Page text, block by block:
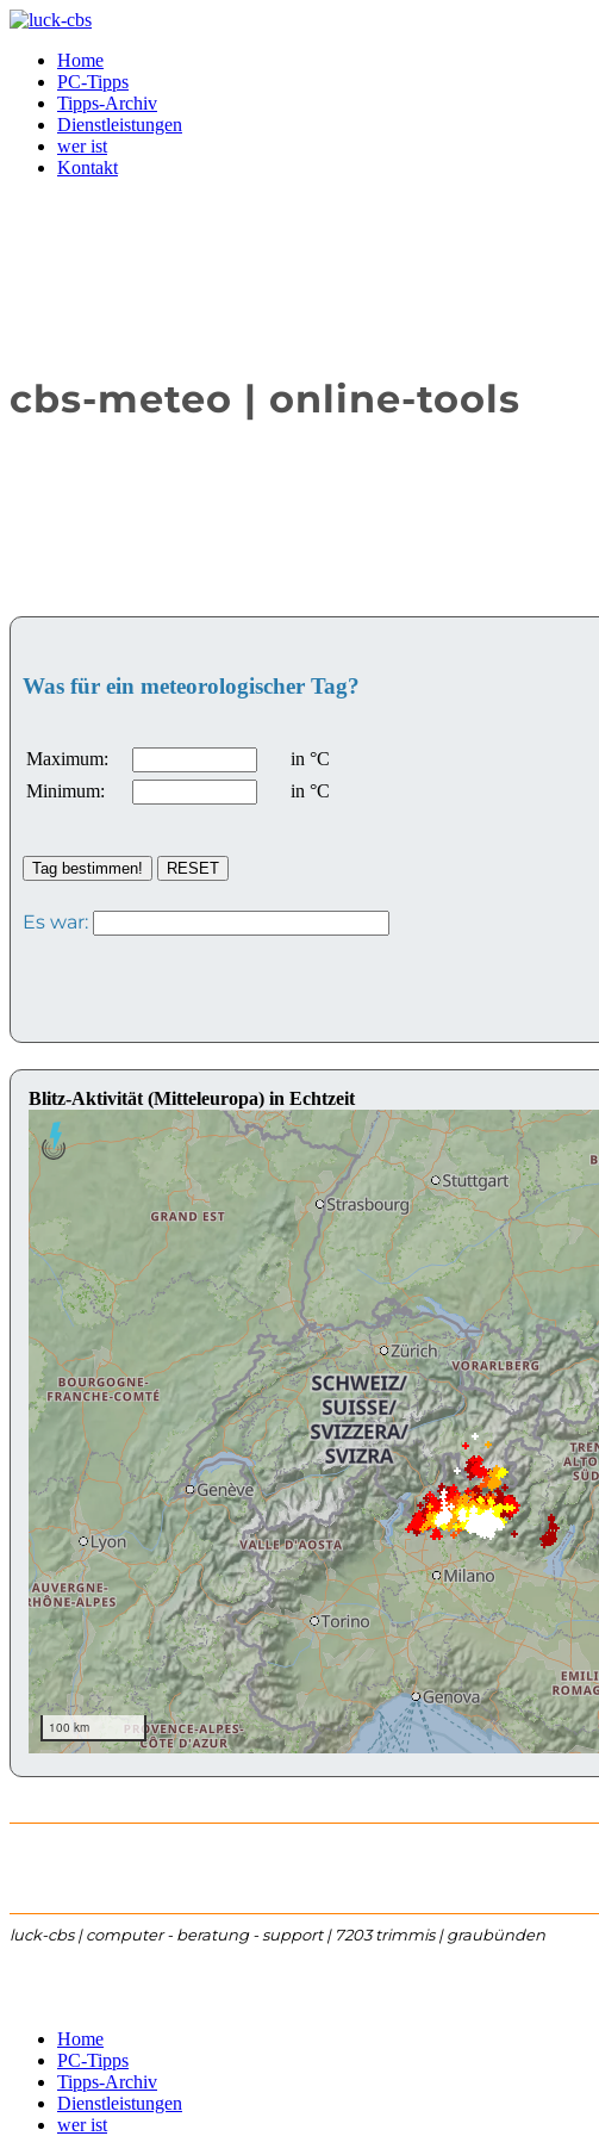
Home
PC-Tipps
Tipps-Archiv
Dienstleistungen
wer ist
Kontakt
cbs-meteo | online-tools
Was für ein meteorologischer Tag?
Maximum:
in °C
Minimum:
in °C
Es war:
Blitz-Aktivität (Mitteleuropa) in Echtzeit
​luck-cbs | computer - beratung - support | 7203 trimmis | graubünden
Home
PC-Tipps
Tipps-Archiv
Dienstleistungen
wer ist